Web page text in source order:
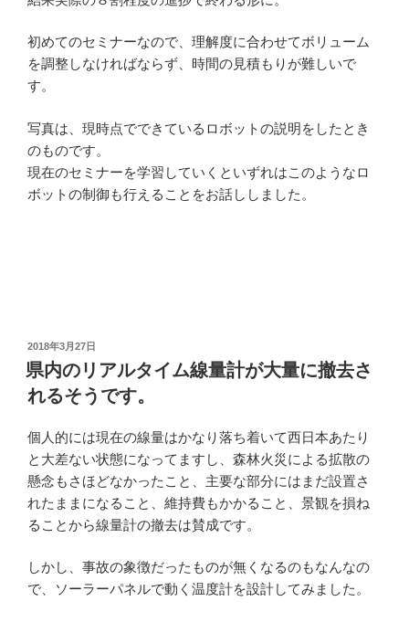
初めてのセミナーなので、理解度に合わせてボリューム
を調整しなければならず、時間の見積もりが難しいで
す。
写真は、現時点でできているロボットの説明をしたとき
のものです。
現在のセミナーを学習していくといずれはこのようなロ
ボットの制御も行えることをお話ししました。
投
稿
日:
2018年3月27日
県内のリアルタイム線量計が大量に撤去さ
れるそうです。
個人的には現在の線量はかなり落ち着いて西日本あたり
と大差ない状態になってますし、森林火災による拡散の
懸念もさほどなかったこと、主要な部分にはまだ設置さ
れたままになること、維持費もかかること、景観を損ね
ることから線量計の撤去は賛成です。
しかし、事故の象徴だったものが無くなるのもなんなの
で、ソーラーパネルで動く温度計を設計してみました。